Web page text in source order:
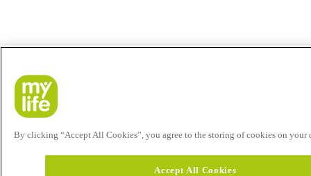
By clicking “Accept All Cookies”, you agree to the storing of cookies on your
Accept All Cookies